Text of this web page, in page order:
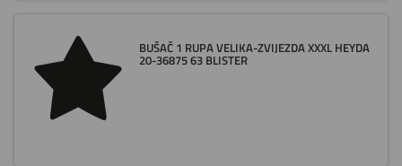
BUŠAČ 1 RUPA VELIKA-ZVIJEZDA XXXL HEYDA
20-36875 63 BLISTER